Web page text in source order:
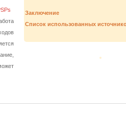
Заключение
Список использованных